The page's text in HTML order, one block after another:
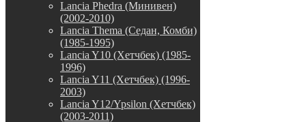
Lancia Phedra (Минивен)
(2002-2010)
Lancia Thema (Седан, Комби)
(1985-1995)
Lancia Y10 (Хетчбек) (1985-
1996)
Lancia Y11 (Хетчбек) (1996-
2003)
Lancia Y12/Ypsilon (Хетчбек)
(2003-2011)